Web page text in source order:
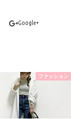
Google+
ファッション